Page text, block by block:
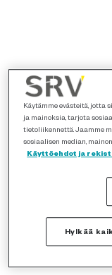
Käytämme evästeitä, jotta
ja mainoksia, tarjota
tietoliikennettä. Jaamme
sosiaalisen median,
Käyttöehdot ja
Hylkää